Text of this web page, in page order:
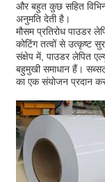
और बहुत कुछ सहित
अनुमति देती है।
मौसम प्रतिरोध पाउडर
कोटिंग तत्वों से उत्कृष्ट
संक्षेप में, पाउडर लेपित
बहुमुखी समाधान हैं।
का एक संयोजन प्रदान